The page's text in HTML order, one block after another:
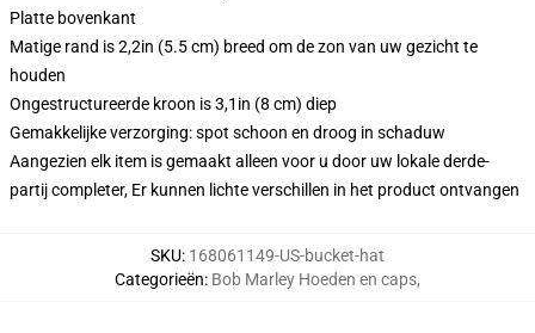
Platte bovenkant
Matige rand is 2,2in (5.5 cm) breed om de zon van uw gezicht te
houden
Ongestructureerde kroon is 3,1in (8 cm) diep
Gemakkelijke verzorging: spot schoon en droog in schaduw
Aangezien elk item is gemaakt alleen voor u door uw lokale derde-
partij completer, Er kunnen lichte verschillen in het product ontvangen
SKU: 168061149-US-bucket-hat
Categorieën: Bob Marley Hoeden en caps,